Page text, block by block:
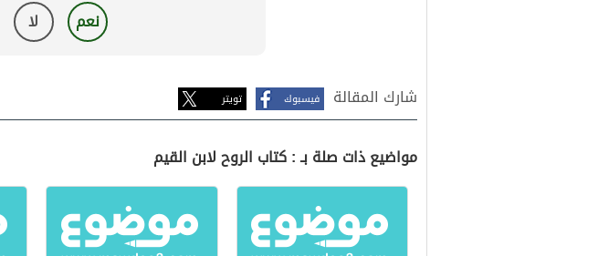
نعم لا
شارك المقالة فيسبوك تويتر
مواضيع ذات صلة بـ : كتاب الروح لابن القيم